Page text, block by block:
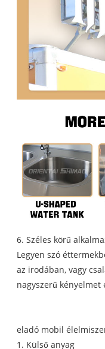
6. Széles körű
Legyen szó
az irodában, vagy
nagyszerű
eladó mobil
1. Külső anyag